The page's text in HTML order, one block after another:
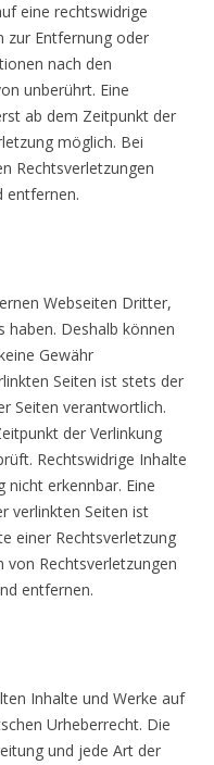
eine rechtswidrige
zur Entfernung oder
nach den
unberührt. Eine
ab dem Zeitpunkt der
möglich. Bei
Rechtsverletzungen
entfernen.
Webseiten Dritter,
haben. Deshalb können
Gewähr
Seiten ist stets der
Seiten verantwortlich.
der Verlinkung
Rechtswidrige Inhalte
nicht erkennbar. Eine
verlinkten Seiten ist
einer Rechtsverletzung
Rechtsverletzungen
entfernen.
Inhalte und Werke auf
Urheberrecht. Die
und jede Art der